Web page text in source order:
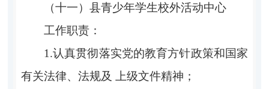
（十一）县青少年学生校外活动中心
工作职责：
1.认真贯彻落实党的教育方针政策和国家
有关法律、法规及 上级文件精神；